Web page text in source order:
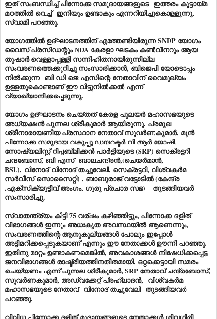
ഇത് സംബന്ധിച്ച് പിന്നോക്ക സമുദായങ്ങളുടെ ഇത്തരം കൂട്ടായ്മ
മഠത്തിൽ വെച്ച് ഇനിയും ഉണ്ടാകും എന്നറിയിച്ചുകൊള്ളുന്നു,
സ്വാമി പറഞ്ഞു.
യോഗത്തിൽ ഉദ്ഘാടനത്തിന് എത്തേണ്ടിയിരുന്ന SNDP യോഗം
വൈസ് പ്രസിഡന്റും NDA കേരളാ ഘടകം കൺവീനറും ആയ
തുഷാർ വെള്ളാപ്പള്ളി സന്നിഹിതനായിരുന്നില്ല.
സംവരണത്തെക്കുറിച്ചു സംസാരിക്കാൻ, ബിജെപി യോടൊപ്പം
നിൽക്കുന്ന ബി ഡി ജെ എസിന്റെ നേതാവിന് വൈമുഖ്യം
ഉള്ളതുകൊണ്ടാണ് ഈ വിട്ടുനിൽക്കൽ എന്ന്
വ്യാഖ്യാനിക്കപ്പെടുന്നു.
യോഗം ഉദ്ഘാടനം ചെയ്തത് കേരള പുലയർ മഹാസഭയുടെ
അധ്യക്ഷൻ പുന്നല ശ്രീകുമാർ ആയിരുന്നു. പ്രമുഖ
ശ്രീനാരായണീയ പ്രസ്ഥാന നേതാവ് സുവർണകുമാർ, മുൻ
പിന്നോക്ക സമുദായ വകുപ്പു ഡയറക്ടർ വി ആർ ജോഷി,
സോഷ്യലിസ്റ്റ് റിപ്പബ്ലിക്കൻ പാർട്ടിയുടെ (SRP) സെക്രട്ടറി
ചന്ദബോസ്, ബി എസ് ബാലചന്ദ്രൻ,(ചെയർമാൻ,
BSL), വിനോദ്വിനോദ് തച്ചുവേലി, സെക്രട്ടറി, വിശ്വകർമ
സർവീസ് സൊസൈറ്റി) , ബാബുരാജ് വട്ടോടിൽ (കേന്ദ്ര
,എക്സിക്യൂട്ടീവ് അംഗം, ഗുരു പ്രചാര സഭ) തുടങ്ങിയവർ
സംസാരിച്ചു.
സ്വാതന്ത്ര്യം കിട്ടി 75 വര്ഷം കഴിഞ്ഞിട്ടും, പിന്നോക്ക ദളിത്
വിഭാഗങ്ങൾ ഇന്നും അധഃകൃത അവസ്ഥയിൽ ആണെന്നും,
സംവരണത്തിന്റെ ആനുകൂല്യങ്ങൾ പോലും ഇപ്പോൾ
അട്ടിമറിക്കപ്പെടുകയാണ് എന്നും ഈ നേതാക്കൾ ഊന്നി പറഞ്ഞു.
ഇതിനു മാറ്റം ഉണ്ടാകണമെങ്കിൽ, അവകാശങ്ങൾ നിഷേധിക്കപ്പെട്ട
ജനവിഭാഗങ്ങൾ രാഷ്ട്രീയത്തിനതീതമായി, ഒറ്റക്കെട്ടായി സമരം
ചെയ്യണം എന്ന് പുന്നല ശ്രീകുമാർ, SRP നേതാവ് ചന്ദ്രബോസ്,
സുവർണകുമാർ, അഡ്വക്കേറ്റ് പ്രഹ്ലാദൻ, വിശ്വകർമ
മഹാസഭയുടെ നേതാവ് വിനോദ് തച്ചുവേലി തുടങ്ങിയവർ
പറഞ്ഞു.
വിവിധ പിന്നോക്ക ദളിത്മുദായങ്ങളുടെ നേതാക്കൾ ശിവഗിരി